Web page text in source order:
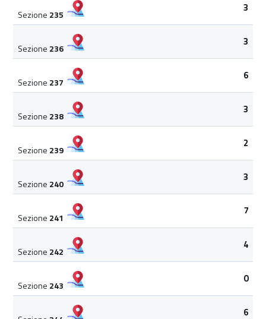
Sezione 235
3
Sezione 236
3
Sezione 237
6
Sezione 238
3
Sezione 239
2
Sezione 240
3
Sezione 241
7
Sezione 242
4
Sezione 243
0
6